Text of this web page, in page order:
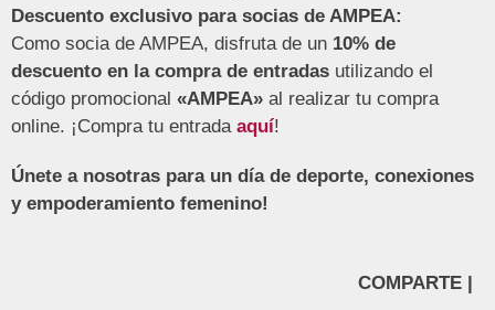
Descuento exclusivo para socias de AMPEA:
Como socia de AMPEA, disfruta de un 10% de
descuento en la compra de entradas utilizando el
código promocional «AMPEA» al realizar tu compra
online. ¡Compra tu entrada aquí!
Únete a nosotras para un día de deporte, conexiones
y empoderamiento femenino!
COMPARTE |